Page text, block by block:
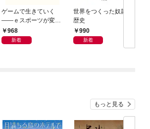
ゲームで生きていく
――ｅスポーツが変え
る教育とキャリア
968
新着
世界をつくった奴隷の
歴史
990
新着
もっと見る